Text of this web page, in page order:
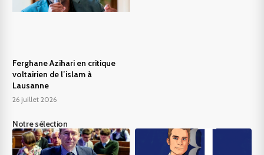
Ferghane Azihari en critique
voltairien de l’islam à
Lausanne
26 juillet 2026
Notre sélection